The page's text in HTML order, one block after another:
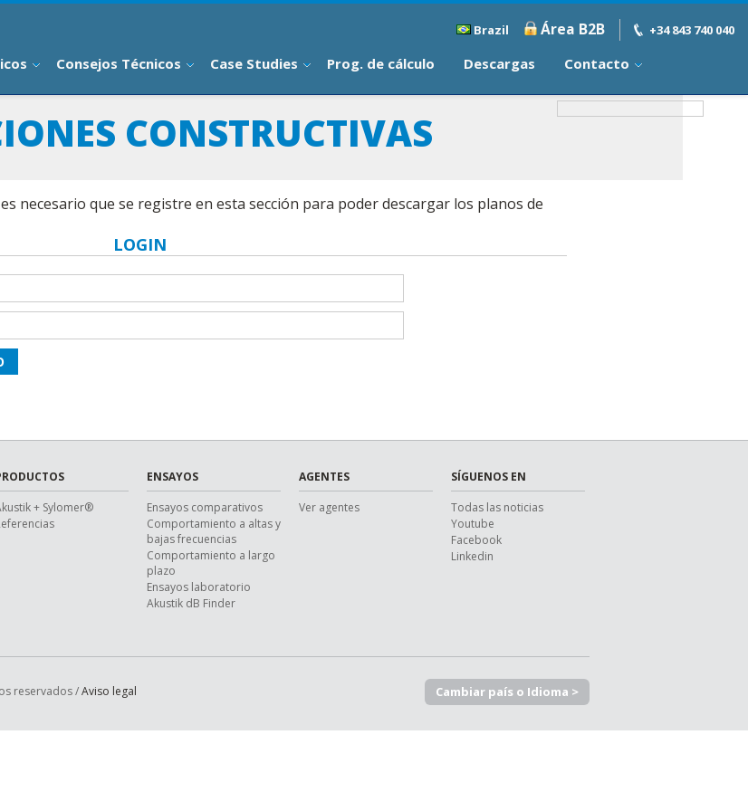
Brazil Área B2B +34 843 740 040
Consejos Técnicos Case Studies Prog. de cálculo Descargas Contacto
CONSTRUCTIVAS
necesario que se registre en esta sección para poder descargar los planos de
LOGIN
+ Sylomer®
ENSAYOS
Ensayos comparativos
Comportamiento a altas y
bajas frecuencias
Comportamiento a largo
plazo
Ensayos laboratorio
Akustik dB Finder
AGENTES
Ver agentes
SÍGUENOS EN
Todas las noticias
Youtube
Facebook
Linkedin
reservados /Aviso legal Cambiar país o Idioma >